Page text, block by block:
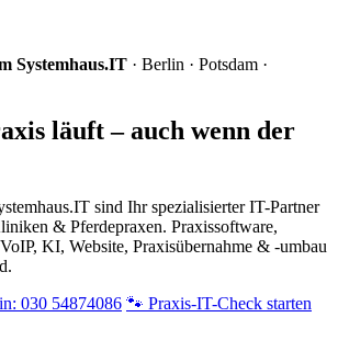
Systemhaus.IT · Berlin · Potsdam ·
läuft – auch wenn der
sind Ihr spezialisierter IT-Partner
& Pferdepraxen. Praxissoftware,
KI, Website, Praxisübernahme & -umbau
030 54874086 🐾 Praxis-IT-Check starten